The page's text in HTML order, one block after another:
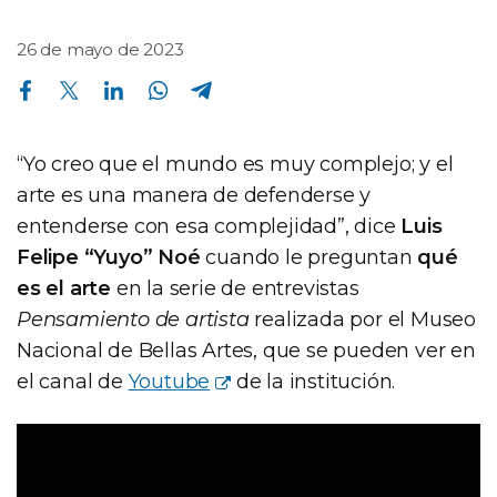
26 de mayo de 2023
Compartir en Facebook Compartir en Twitter Compartir en Linkedin Compartir en Whatsapp
“Yo creo que el mundo es muy complejo; y el
arte es una manera de defenderse y
entenderse con esa complejidad”, dice Luis
Felipe “Yuyo” Noé cuando le preguntan qué
es el arte en la serie de entrevistas
Pensamiento de artistarealizada por el Museo
Nacional de Bellas Artes, que se pueden ver en
el canal de Youtube de la institución.